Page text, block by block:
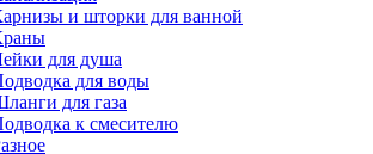
и шторки для ванной
для душа
для воды
для газа
к смесителю